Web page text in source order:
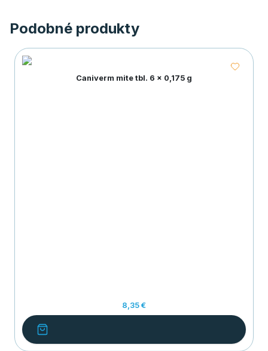
Podobné produkty
Caniverm mite tbl. 6 x 0,175 g
8,35 €